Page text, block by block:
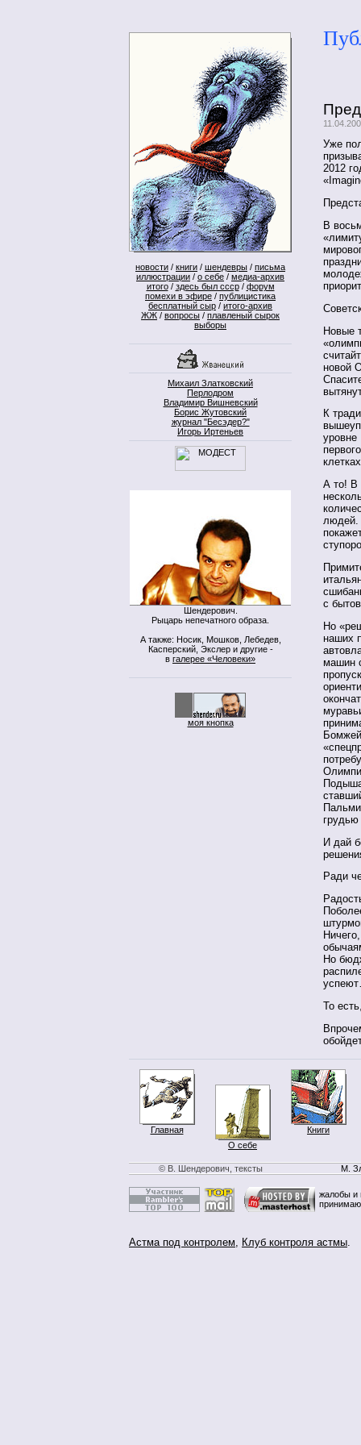
новости / книги / шендевры / письма
иллюстрации / о себе / медиа-архив
итого/ здесь был ссср/ форум
помехи в эфире / публицистика
бесплатный сыр / итого-архив
ЖЖ / вопросы / плавленый сырок
выборы
Михаил Златковский
Перлодром
Владимир Вишневский
Борис Жутовский
журнал "Бесэдер?"
Игорь Иртеньев
Шендерович.
Рыцарь непечатного образа.
А также: Носик, Мошков, Лебедев,
Касперский, Экслер и другие -
в галерее «Человеки»
моя кнопка
Уже
2012
В
Новые
новой
К
уровне
А то! В
людей.
с
Но
наших
машин
грудью
И дай
Ради
Но
То
Главная
О себе
Книги
© В. Шендерович, тексты М.
жалобы и
Астма под контролем, Клуб контроля астмы.